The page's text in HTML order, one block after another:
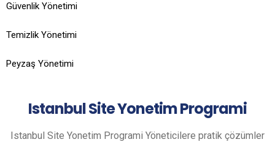
Güvenlik Yönetimi
Temizlik Yönetimi
Peyzaş Yönetimi
IstanbulSite Yonetim Programi
Istanbul Site Yonetim Programi Yöneticilere pratik çözümler